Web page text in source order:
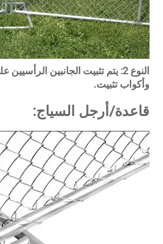
تثبيت.
أرجل السياج: